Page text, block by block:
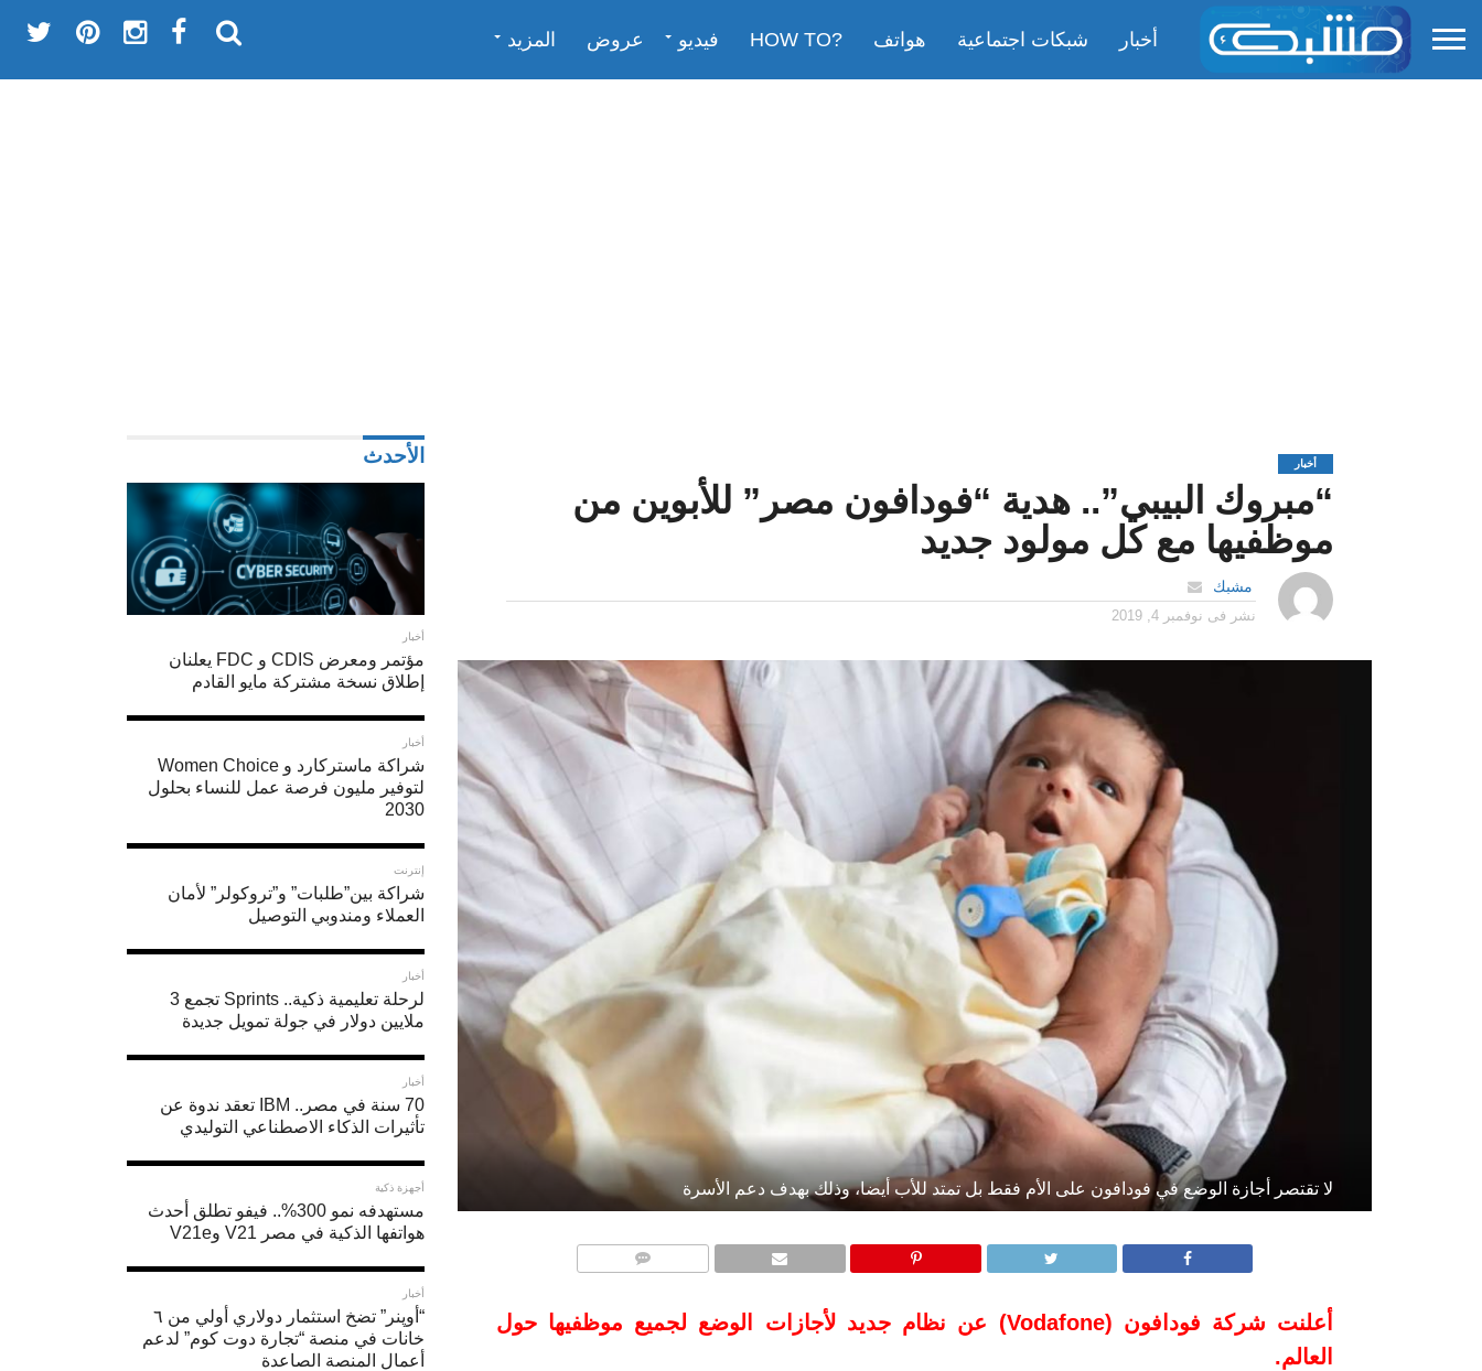
أخبار شبكات اجتماعية هواتف ?HOW TO فيديو عروض المزيد
أخبار
“مبروك البيبي”.. هدية “فودافون مصر” للأبوين من
موظفيها مع كل مولود جديد
مشبك
نشر فى نوفمبر 4, 2019
لا تقتصر أجازة الوضع في فودافون على الأم فقط بل تمتد للأب أيضا، وذلك بهدف دعم الأسرة
أعلنت شركة فودافون (Vodafone) عن نظام جديد لأجازات الوضع لجميع موظفيها حول
العالم.
الأحدث
أخبار
مؤتمر ومعرض CDIS و FDC يعلنان
إطلاق نسخة مشتركة مايو القادم
أخبار
شراكة ماستركارد و Women Choice
لتوفير مليون فرصة عمل للنساء بحلول
2030
إنترنت
شراكة بين”طلبات” و”تروكولر” لأمان
العملاء ومندوبي التوصيل
أخبار
لرحلة تعليمية ذكية.. Sprints تجمع 3
ملايين دولار في جولة تمويل جديدة
أخبار
70 سنة في مصر.. IBM تعقد ندوة عن
تأثيرات الذكاء الاصطناعي التوليدي
أجهزة ذكية
مستهدفه نمو 300%.. فيفو تطلق أحدث
هواتفها الذكية في مصر V21 وV21e
أخبار
“أوپنر” تضخ استثمار دولاري أولي من ٦
خانات في منصة “تجارة دوت كوم” لدعم
أعمال المنصة الصاعدة